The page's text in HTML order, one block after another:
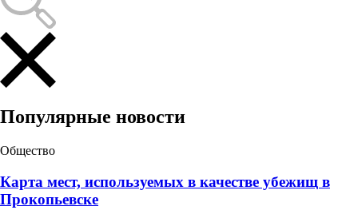
Популярные новости
Общество
Карта мест, используемых в качестве убежищ в
Прокопьевске